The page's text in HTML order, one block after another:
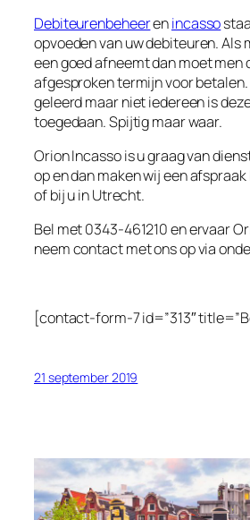
Debiteurenbeheerenincasso
opvoeden van uw debiteuren. Als
een goed afneemt dan moet men
afgesproken termijn voor betalen.
geleerd maar niet iedereen is
toegedaan. Spijtig maar waar.
Orion Incasso is u graag van
op en dan maken wij een
of bij u in Utrecht.
Bel met 0343-461210 en ervaar
neem contact met ons op via
[contact-form-7 id=”313″
21 september 2019